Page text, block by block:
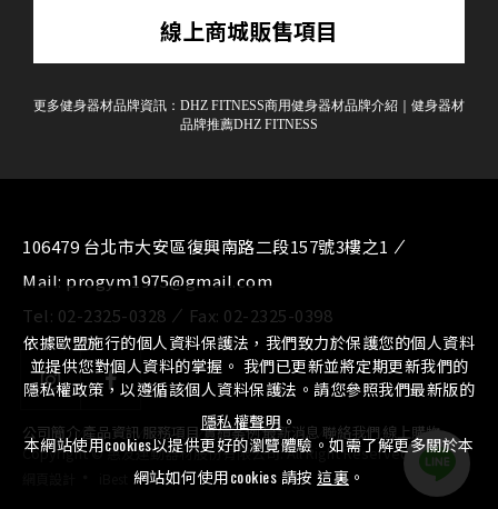
線上商城販售項目
更多健身器材品牌資訊： DHZ FITNESS商用健身器材品牌介紹
健身器材
品牌推薦DHZ FITNESS
106479 台北市大安區復興南路二段157號3樓之1
Mail: progym1975@gmail.com
Tel: 02-2325-0328 Fax: 02-2325-0398
公司簡介產品資訊 服務項目⁄實績案例⁄最新消息 聯絡我們 線上購物
Copyright © 惠友運動器材股份有限公司. All Right Reserved.
依據歐盟施行的個人資料保護法，我們致力於保護您的個人資料
並提供您對個人資料的掌握。 我們已更新並將定期更新我們的
隱私權政策，以遵循該個人資料保護法。請您參照我們最新版的
隱私權聲明 。
本網站使用cookies以提供更好的瀏覽體驗。如需了解更多關於本
網站如何使用cookies 請按 這裏 。